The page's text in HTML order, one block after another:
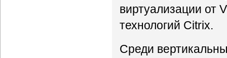
виртуализации от
технологий Citrix.
Среди